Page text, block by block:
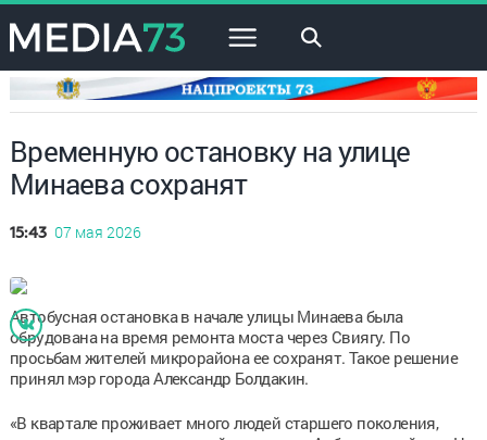
×
Временную остановку на улице
Минаева сохранят
15:43 07 мая 2026
Автобусная остановка в начале улицы Минаева была
обрудована на время ремонта моста через Свиягу. По
просьбам жителей микрорайона ее сохранят. Такое решение
принял мэр города Александр Болдакин.
«В квартале проживает много людей старшего поколения,